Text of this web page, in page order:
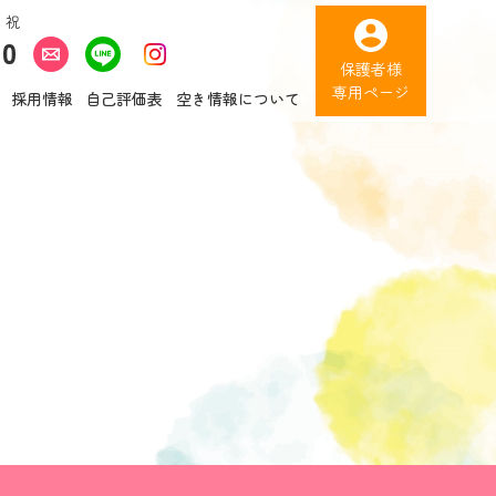
祝
採用情報 自己評価表 空き情報について
保護者様
専用ページ